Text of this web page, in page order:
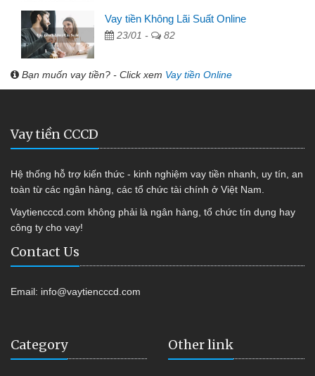
Vay tiền Không Lãi Suất Online
23/01 - 82
Bạn muốn vay tiền? - Click xem Vay tiền Online
Vay tiền CCCD
Hệ thống hỗ trợ kiến thức - kinh nghiệm vay tiền nhanh, uy tín, an
toàn từ các ngân hàng, các tổ chức tài chính ở Việt Nam.
Vaytiencccd.com không phải là ngân hàng, tổ chức tín dụng hay
công ty cho vay!
Contact Us
Email: info@vaytiencccd.com
Category Other link